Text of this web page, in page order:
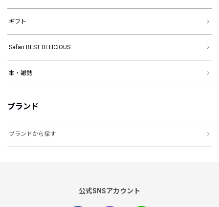
ギフト
Safari BEST DELICIOUS
本・雑誌
ブランド
ブランドから探す
公式SNSアカウント